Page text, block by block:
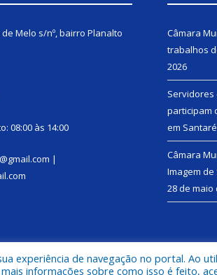
de Melo s/nº, bairro Planalto
08:00 às 14:00
|
Câmara
trabalhos
2026
Servidores
participam
em
Câmara
Imagem
28 de maio
experiência de navegação no portal. Ao
informações sobre como isso é feito,